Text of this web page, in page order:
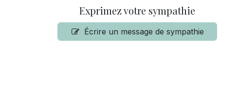
Exprimez votre sympathie
Écrire un message de sympathie